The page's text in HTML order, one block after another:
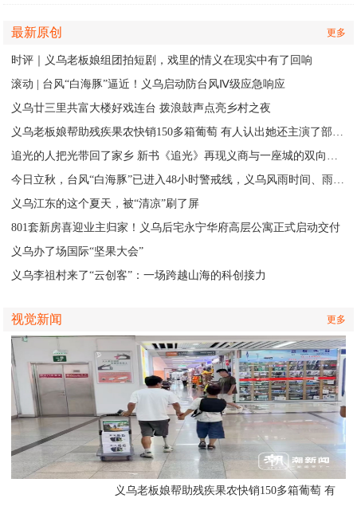
最新原创 更多
时评｜义乌老板娘组团拍短剧，戏里的情义在现实中有了回响
滚动 | 台风“白海豚”逼近！义乌启动防台风Ⅳ级应急响应
义乌廿三里共富大楼好戏连台 拨浪鼓声点亮乡村之夜
义乌老板娘帮助残疾果农快销150多箱葡萄 有人认出她还主演了部短剧
追光的人把光带回了家乡 新书《追光》再现义商与一座城的双向奔赴
今日立秋，台风“白海豚”已进入48小时警戒线，义乌风雨时间、雨量公布
义乌江东的这个夏天，被“清凉”刷了屏
801套新房喜迎业主归家！义乌后宅永宁华府高层公寓正式启动交付
义乌办了场国际“坚果大会”
义乌李祖村来了“云创客”：一场跨越山海的科创接力
视觉新闻 更多
义乌老板娘帮助残疾果农快销150多箱葡萄 有